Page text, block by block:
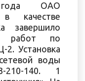
ОАО
в качестве
завершило
работ по
2. Установка
воды
210-140. 1